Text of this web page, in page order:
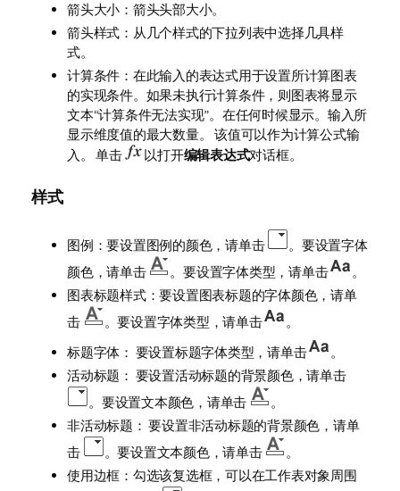
箭头大小：箭头头部大小。
箭头样式：从几个样式的下拉列表中选择几具样
式。
计算条件：在此输入的表达式用于设置所计算图表
的实现条件。如果未执行计算条件，则图表将显示
文本“计算条件无法实现”。在任何时候显示。输入所
显示维度值的最大数量。 该值可以作为计算公式输
入。 单击
以打开编辑表达式对话框。
样式
图例：要设置图例的颜色，请单击
。要设置字体
颜色，请单击
。要设置字体类型，请单击
。
图表标题样式：要设置图表标题的字体颜色，请单
击
。要设置字体类型，请单击
。
标题字体： 要设置标题字体类型，请单击
。
活动标题： 要设置活动标题的背景颜色，请单击
。要设置文本颜色，请单击
。
非活动标题： 要设置非活动标题的背景颜色，请单
击
。要设置文本颜色，请单击
。
使用边框：勾选该复选框，可以在工作表对象周围